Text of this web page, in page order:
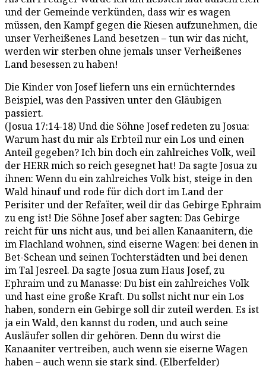
und der Gemeinde verkünden, dass wir es wagen
müssen, den Kampf gegen die Riesen aufzunehmen, die
unser Verheißenes Land besetzen – tun wir das nicht,
werden wir sterben ohne jemals unser Verheißenes
Land besessen zu haben!
Die Kinder von Josef liefern uns ein ernüchterndes
Beispiel, was den Passiven unter den Gläubigen
passiert.
(Josua 17:14-18) Und die Söhne Josef redeten zu Josua:
Warum hast du mir als Erbteil nur ein Los und einen
Anteil gegeben? Ich bin doch ein zahlreiches Volk, weil
der HERR mich so reich gesegnet hat! Da sagte Josua zu
ihnen: Wenn du ein zahlreiches Volk bist, steige in den
Wald hinauf und rode für dich dort im Land der
Perisiter und der Refaïter, weil dir das Gebirge Ephraim
zu eng ist! Die Söhne Josef aber sagten: Das Gebirge
reicht für uns nicht aus, und bei allen Kanaanitern, die
im Flachland wohnen, sind eiserne Wagen: bei denen in
Bet-Schean und seinen Tochterstädten und bei denen
im Tal Jesreel. Da sagte Josua zum Haus Josef, zu
Ephraim und zu Manasse: Du bist ein zahlreiches Volk
und hast eine große Kraft. Du sollst nicht nur ein Los
haben, sondern ein Gebirge soll dir zuteil werden. Es ist
ja ein Wald, den kannst du roden, und auch seine
Ausläufer sollen dir gehören. Denn du wirst die
Kanaaniter vertreiben, auch wenn sie eiserne Wagen
haben – auch wenn sie stark sind. (Elberfelder)